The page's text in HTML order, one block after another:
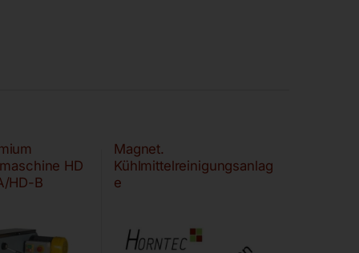
HD
HD-B
Magnet.
Kühlmittelreinigungsanlag
e